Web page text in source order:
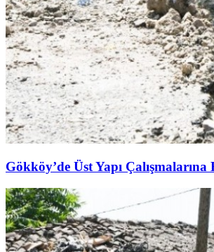
Gökköy’de Üst Yapı Çalışmalarına